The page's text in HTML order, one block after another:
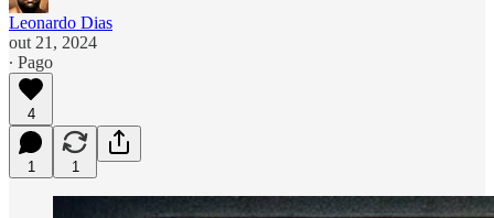
Leonardo Dias
out 21, 2024
∙ Pago
4
1 1